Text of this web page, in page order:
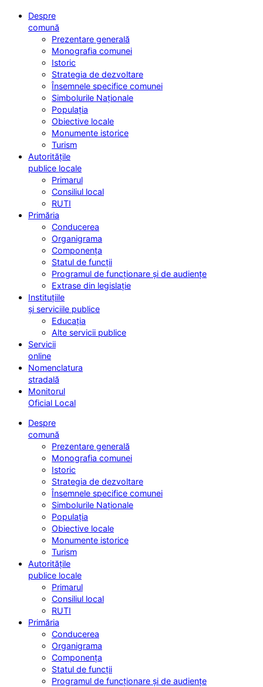
Despre
comună
Prezentare generală
Monografia comunei
Istoric
Strategia de dezvoltare
Însemnele specifice comunei
Simbolurile Naționale
Populația
Obiective locale
Monumente istorice
Turism
Autoritățile
publice locale
Primarul
Consiliul local
RUTI
Primăria
Conducerea
Organigrama
Componența
Statul de funcții
Programul de funcționare și de audiențe
Extrase din legislație
Instituțiile
și serviciile publice
Educația
Alte servicii publice
Servicii
online
Nomenclatura
stradală
Monitorul
Oficial Local
Despre
comună
Prezentare generală
Monografia comunei
Istoric
Strategia de dezvoltare
Însemnele specifice comunei
Simbolurile Naționale
Populația
Obiective locale
Monumente istorice
Turism
Autoritățile
publice locale
Primarul
Consiliul local
RUTI
Primăria
Conducerea
Organigrama
Componența
Statul de funcții
Programul de funcționare și de audiențe